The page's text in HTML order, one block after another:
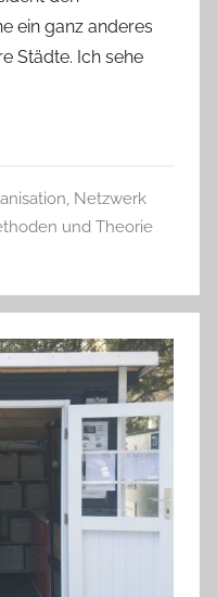
ein ganz anderes
Städte. Ich sehe
, Netzwerk
und Theorie